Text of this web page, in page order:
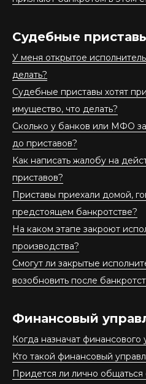
Судебные
У меня открытое
делать?
Судебные приставы хотят
имущество, что делать?
Сколько у банков или МФО
до приставов?
Как написать жалобу на
приставов?
Приставы приехали домой,
предстоящем банкротстве?
На каком этапе закроют
производства?
Смогут ли закрытые
возобновить после
Финансовый
Когда назначат
Кто такой финансовый
Придется ли лично